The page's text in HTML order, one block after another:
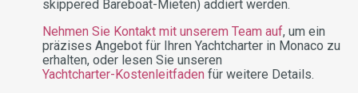
skippered Bareboat-Mieten) addiert werden.
Nehmen Sie Kontakt mit unserem Team auf, um ein
präzises Angebot für Ihren Yachtcharter in Monaco zu
erhalten, oder lesen Sie unseren
Yachtcharter-Kostenleitfaden für weitere Details.